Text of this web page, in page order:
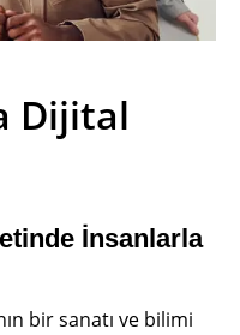
Dijital
İnsanlarla
bir sanatı ve bilimi